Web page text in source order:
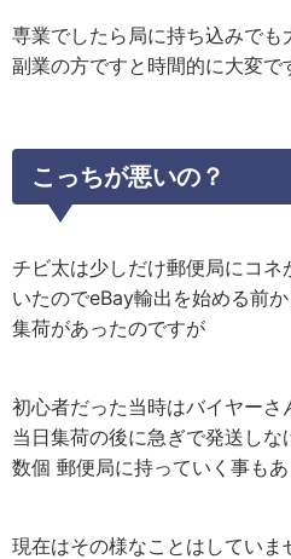
専業でしたら局に持ち込みでも
副業の方ですと時間的に大変で
こっちが悪いの？
チビ太は少しだけ郵便局にコネ
いたのでeBay輸出を始める前か
集荷があったのですが
初心者だった当時はバイヤーさ
当日集荷の後に急ぎで発送し
数個 郵便局に持っていく事もあ
現在はその様なことはしていま